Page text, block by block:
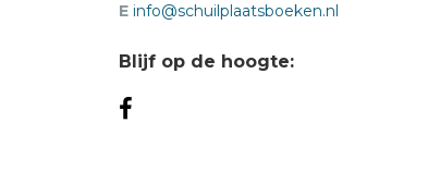
E info@schuilplaatsboeken.nl
Blijf op de hoogte: